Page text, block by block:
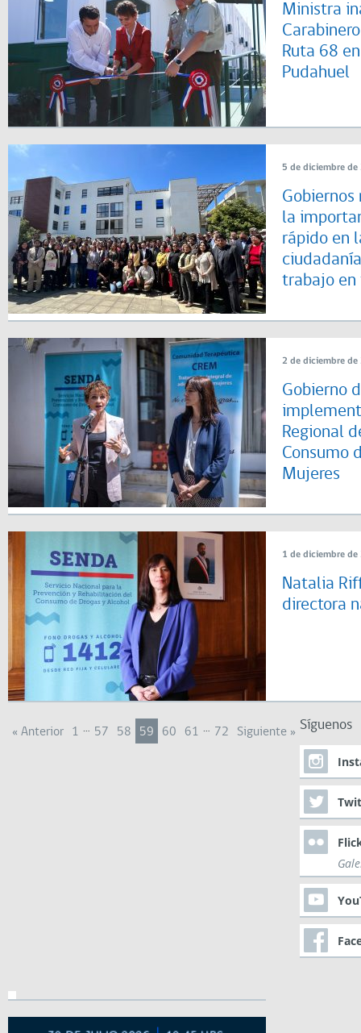
Ministra
Ruta 68
Pudahuel
5 de diciembre de
la
rápido en
trabajo en
2 de diciembre de
Gobierno
Regional
Consumo
Mujeres
1 de diciembre de
Natalia
directora
« Anterior 1 … 57 58 59 60 61 … 72 Siguiente » Síguenos